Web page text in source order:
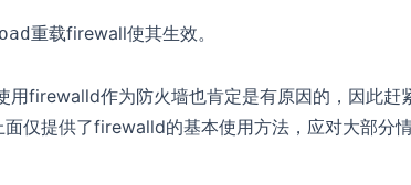
重载firewall使其生效。
firewalld作为防火墙也肯定是有原因的，因此赶
仅提供了firewalld的基本使用方法，应对大部分